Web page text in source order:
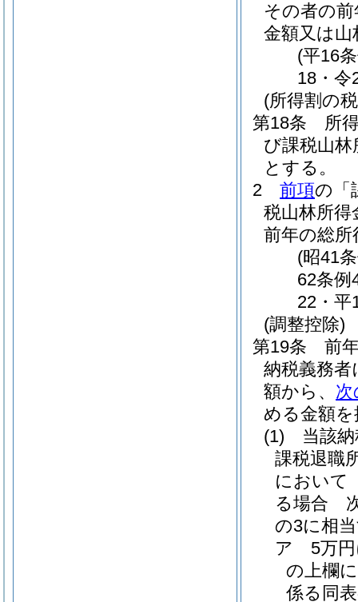
その者の
金額又は
(平16
18・令
(所得割の
第18条
所
び課税山
とする。
2
前項の「
税山林所
前年の総所
(昭41
62条例
22・平
(調整控除)
第19条
前
納税義務
額から、 次
める金額
(1)
当該
課税退職
において
る場合
の3に相
ア
5万
の上欄
係る同